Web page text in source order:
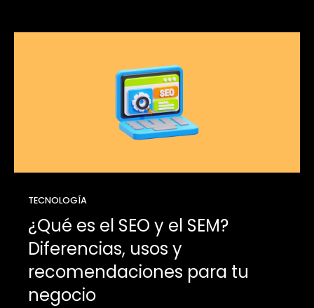
TECNOLOGÍA
¿Qué es el SEO y el SEM?
Diferencias, usos y
recomendaciones para tu
negocio